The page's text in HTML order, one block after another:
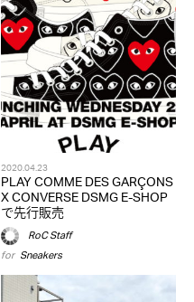
2020.04.23
PLAY COMME DES GARÇONS
X CONVERSE DSMG E-SHOP
で先行販売
RoC Staff
for Sneakers